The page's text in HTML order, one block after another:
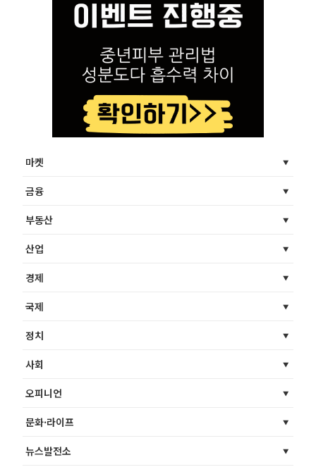
마켓
금융
부동산
산업
경제
국제
정치
사회
오피니언
문화·라이프
뉴스발전소